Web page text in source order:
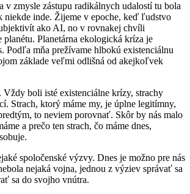
v zmysle zástupu radikálnych udalostí tu bola
niekde inde. Žijeme v epoche, keď ľudstvo
ako AI, no v rovnakej chvíli
planétu. Planetárna ekologická kríza je
Podľa mňa prežívame hlbokú existenciálnu
základe veľmi odlišná od akejkoľvek
Vždy boli isté existenciálne krízy, strachy
Strach, ktorý máme my, je úplne legitímny,
to neviem porovnať. Skôr by nás malo
a prečo ten strach, čo máme dnes,
spoločenské výzvy. Dnes je možno pre nás
nejaká vojna, jednou z výziev správať sa
sa do svojho vnútra.